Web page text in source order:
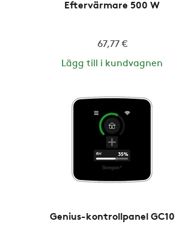
Eftervärmare 500 W
67,77 €
Lägg till i kundvagnen
Genius-kontrollpanel GC10